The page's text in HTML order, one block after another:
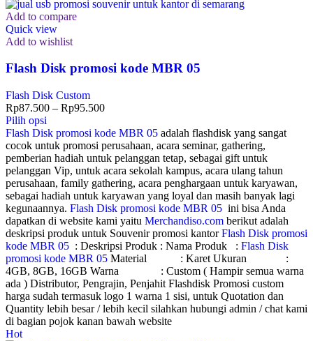
Add to compare
Quick view
Add to wishlist
Flash Disk promosi kode MBR 05
Flash Disk Custom
Rp87.500 – Rp95.500
Pilih opsi
Flash Disk promosi kode MBR 05 adalah flashdisk yang sangat
cocok untuk promosi perusahaan, acara seminar, gathering,
pemberian hadiah untuk pelanggan tetap, sebagai gift untuk
pelanggan Vip, untuk acara sekolah kampus, acara ulang tahun
perusahaan, family gathering, acara penghargaan untuk karyawan,
sebagai hadiah untuk karyawan yang loyal dan masih banyak lagi
kegunaannya. Flash Disk promosi kode MBR 05 ini bisa Anda
dapatkan di website kami yaitu Merchandiso.com berikut adalah
deskripsi produk untuk Souvenir promosi kantorFlash Disk promosi
kode MBR 05 : Deskripsi Produk : Nama Produk : Flash Disk
promosi kode MBR 05 Material : Karet Ukuran :
4GB, 8GB, 16GB Warna : Custom ( Hampir semua warna
ada ) Distributor, Pengrajin, Penjahit Flashdisk Promosi custom
harga sudah termasuk logo 1 warna 1 sisi, untuk Quotation dan
Quantity lebih besar / lebih kecil silahkan hubungi admin / chat kami
di bagian pojok kanan bawah website
Hot